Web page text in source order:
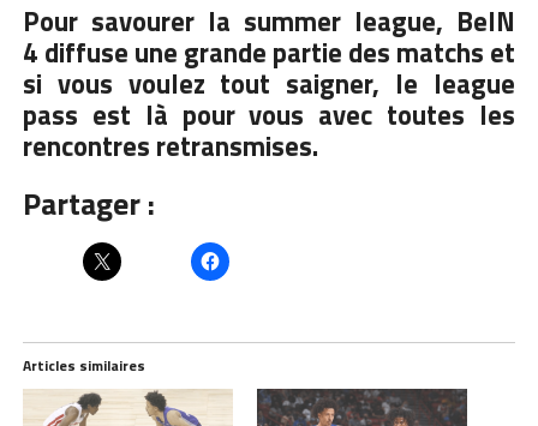
Pour savourer la summer league, BeIN
4 diffuse une grande partie des matchs et
si vous voulez tout saigner, le league
pass est là pour vous avec toutes les
rencontres retransmises.
Partager :
Articles similaires